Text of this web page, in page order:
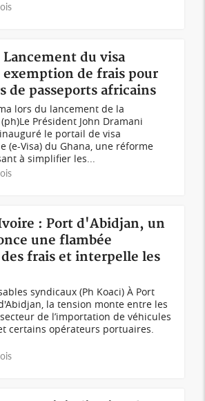
Lancement du visa
de frais pour
de passeports africains
lors du lancement de la
Président John Dramani
le portail de visa
(e-Visa) du Ghana, une réforme
à simplifier les...
: Port d'Abidjan, un
une flambée
frais et interpelle les
syndicaux (Ph Koaci) À Port
la tension monte entre les
de l’importation de véhicules
certains opérateurs portuaires.